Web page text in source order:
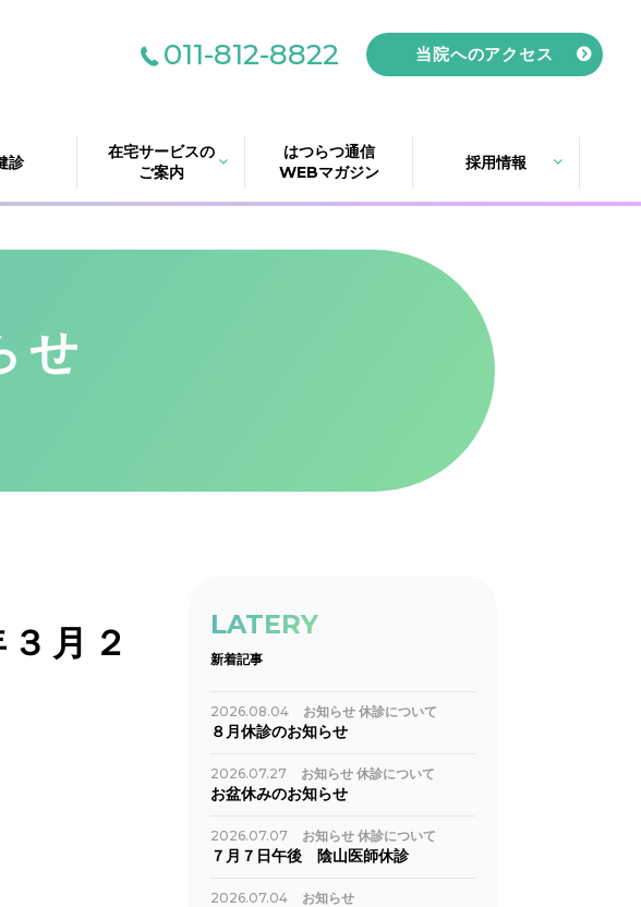
011-812-8822 当院へのアクセス
診
在宅サービスの
ご案内
はつらつ通信
WEBマガジン
採用情報
せ
月２
LATERY
新着記事
2026.08.04 お知らせ 休診について
８月休診のお知らせ
2026.07.27 お知らせ 休診について
お盆休みのお知らせ
2026.07.07 お知らせ 休診について
７月７日午後 陰山医師休診
2026.07.04 お知らせ